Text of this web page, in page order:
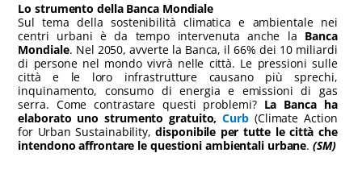
Lo strumento della Banca Mondiale
Sul tema della sostenibilità climatica e ambientale nei
centri urbani è da tempo intervenuta anche la Banca
Mondiale. Nel 2050, avverte la Banca, il 66% dei 10 miliardi
di persone nel mondo vivrà nelle città. Le pressioni sulle
città e le loro infrastrutture causano più sprechi,
inquinamento, consumo di energia e emissioni di gas
serra. Come contrastare questi problemi? La Banca ha
elaborato uno strumento gratuito,Curb(Climate Action
for Urban Sustainability,disponibile per tutte le città che
intendono affrontare le questioni ambientali urbane.(SM)